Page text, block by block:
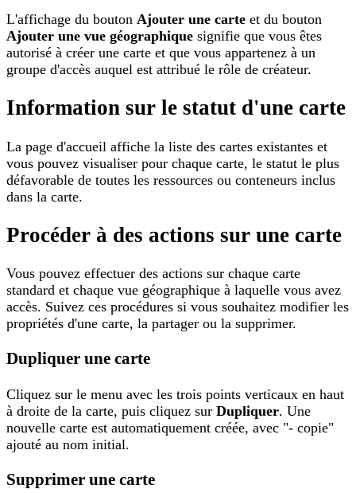
L'affichage du bouton Ajouter une carte et du bouton
Ajouter une vue géographique signifie que vous êtes
autorisé à créer une carte et que vous appartenez à un
groupe d'accès auquel est attribué le rôle de créateur.
Information sur le statut d'une carte
La page d'accueil affiche la liste des cartes existantes et
vous pouvez visualiser pour chaque carte, le statut le plus
défavorable de toutes les ressources ou conteneurs inclus
dans la carte.
Procéder à des actions sur une carte
Vous pouvez effectuer des actions sur chaque carte
standard et chaque vue géographique à laquelle vous avez
accès. Suivez ces procédures si vous souhaitez modifier les
propriétés d'une carte, la partager ou la supprimer.
Dupliquer une carte
Cliquez sur le menu avec les trois points verticaux en haut
à droite de la carte, puis cliquez sur Dupliquer. Une
nouvelle carte est automatiquement créée, avec "- copie"
ajouté au nom initial.
Supprimer une carte